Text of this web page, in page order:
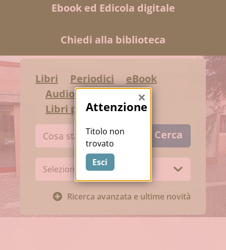
Ebook ed Edicola digitale
Chiedi alla biblioteca
Libri Periodici
eBook
Audiovisivi
Libri per ragazzi
Cerca su "Catalogo" Cerca
Ricerca avanzata e ultime novità
Biblioteca:
Attenzione
Titolo non
trovato
Esci
Chiudi